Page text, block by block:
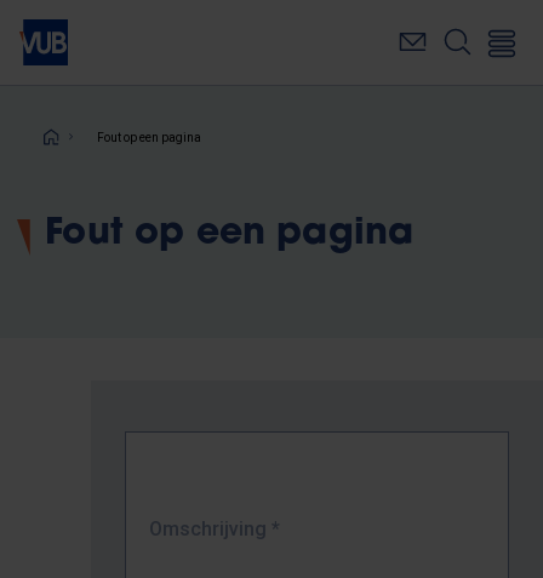
Overslaan
naar
inhoudKruimelpad
Fout op een pagina
Fout op een pagina
Omschrijving *